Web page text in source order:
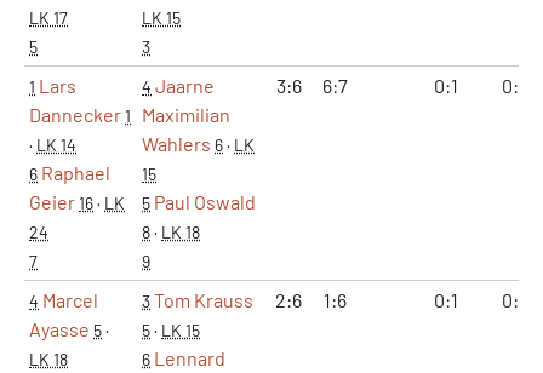
LK 17
5
LK 15
3
1 Lars
Dannecker1
· LK 14
6 Raphael
Geier16· LK
24
7
4 Jaarne
Maximilian
Wahlers 6· LK
15
5 Paul Oswald
8· LK 18
9
3:6 6:7 0:1 0:2
4 Marcel
Ayasse 5·
LK 18
3Tom Krauss
5· LK 15
6 Lennard
2:6 1:6 0:1 0:2